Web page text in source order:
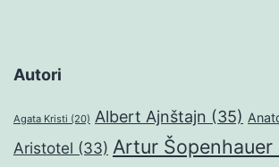
Autori
Agata Kristi (20) Albert Ajnštajn (35)
Aristotel (33) Artur Šopenhauer